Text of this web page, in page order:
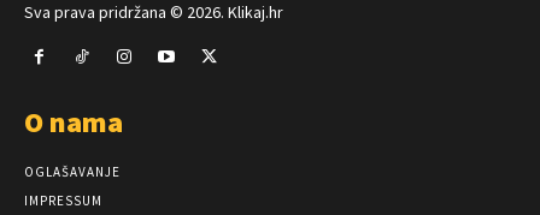
Sva prava pridržana © 2026. Klikaj.hr
O nama
OGLAŠAVANJE
IMPRESSUM